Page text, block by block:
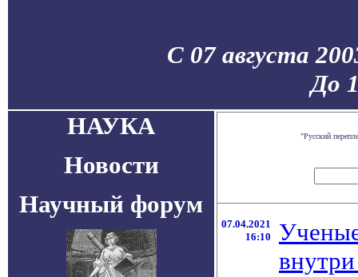
С 07 августа
До
НАУКА
Новости
Научный форум
"Русский
07.04.2021
16:10